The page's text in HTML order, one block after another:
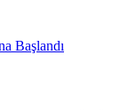
Başlandı